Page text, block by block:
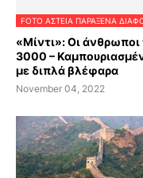
FOTO ΑΣΤΕΙΑ ΠΑΡΑΞΕΝΑ
«Μίντι»: Oι άνθρωποι
3000 –
με διπλά βλέφαρα
November 04, 2022